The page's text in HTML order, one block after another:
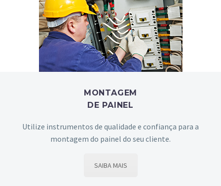
MONTAGEM
DE PAINEL
Utilize instrumentos de qualidade e confiança para a
montagem do painel do seu cliente.
SAIBA MAIS